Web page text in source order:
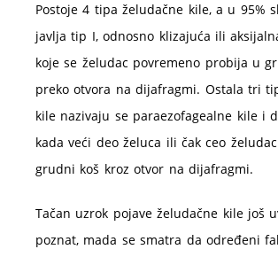
Postoje 4 tipa želudačne kile, a u 95%
javlja tip I, odnosno klizajuća ili
koje se želudac povremeno probija u
preko otvora na dijafragmi. Ostala tri
kile nazivaju se paraezofagealne kile i
kada veći deo želuca ili čak ceo
grudni koš kroz otvor na dijafragmi.
Tačan uzrok pojave želudačne kile još
poznat, mada se smatra da određeni